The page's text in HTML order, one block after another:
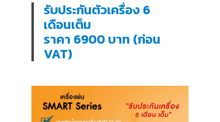
รับประกันตัวเครื่อง 6
เดือนเต็ม
ราคา 6900 บาท (ก่อน
VAT)